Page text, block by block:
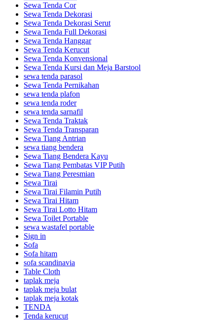
Sewa Tenda Cor
Sewa Tenda Dekorasi
Sewa Tenda Dekorasi Serut
Sewa Tenda Full Dekorasi
Sewa Tenda Hanggar
Sewa Tenda Kerucut
Sewa Tenda Konvensional
Sewa Tenda Kursi dan Meja Barstool
sewa tenda parasol
Sewa Tenda Pernikahan
sewa tenda plafon
sewa tenda roder
sewa tenda sarnafil
Sewa Tenda Traktak
Sewa Tenda Transparan
Sewa Tiang Antrian
sewa tiang bendera
Sewa Tiang Bendera Kayu
Sewa Tiang Pembatas VIP Putih
Sewa Tiang Peresmian
Sewa Tirai
Sewa Tirai Filamin Putih
Sewa Tirai Hitam
Sewa Tirai Lotto Hitam
Sewa Toilet Portable
sewa wastafel portable
Sign in
Sofa
Sofa hitam
sofa scandinavia
Table Cloth
taplak meja
taplak meja bulat
taplak meja kotak
TENDA
Tenda kerucut